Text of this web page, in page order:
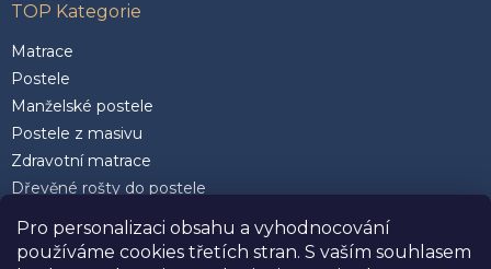
Pro personalizaci obsahu a vyhodnocování
používáme cookies třetích stran. S vaším souhlasem
TOP Kategorie
Matrace
Postele
Manželské postele
Postele z masivu
Zdravotní matrace
Dřevěné rošty do postele
Postele 200 x 200 cm
Matrace 90 x 200 cm